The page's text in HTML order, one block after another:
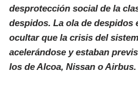
desprotección social de la
despidos. La ola de despidos
ocultar que la crisis del
acelerándose y estaban
los de Alcoa, Nissan o Airbus.